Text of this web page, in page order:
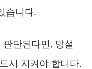
습니다.
단된다면, 망설
시 지켜야 합니다.